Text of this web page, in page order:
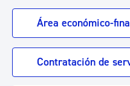
Área económico-
Contratación de